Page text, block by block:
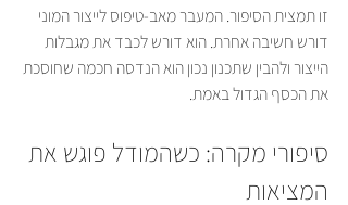
זו תמצית הסיפור. המעבר מאב-טיפוס לייצור המוני
דורש חשיבה אחרת. הוא דורש לכבד את מגבלות
הייצור ולהבין שתכנון נכון הוא הנדסה חכמה שחוסכת
את הכסף הגדול באמת.
סיפורי מקרה: כשהמודל פוגש את
המציאות